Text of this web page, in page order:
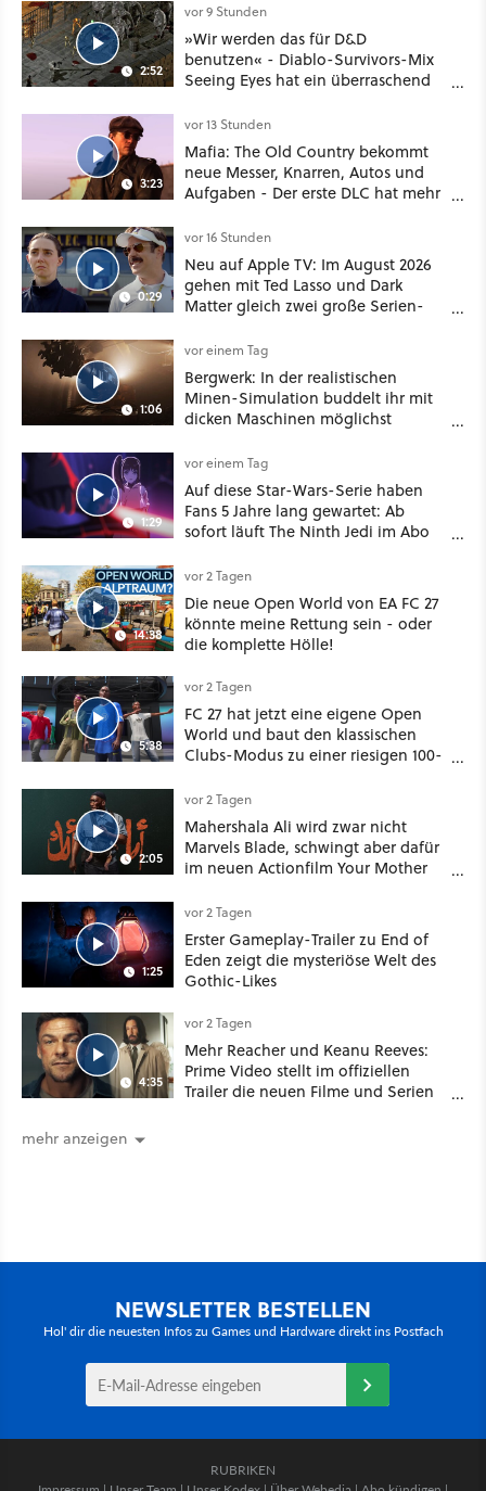
2:52
vor 9 Stunden
»Wir werden das für D&D
benutzen« - Diablo-Survivors-Mix
Seeing Eyes hat ein überraschend
3:23
vor 13 Stunden
Mafia: The Old Country bekommt
neue Messer, Knarren, Autos und
Aufgaben - Der erste DLC hat mehr
0:29
vor 16 Stunden
Neu auf Apple TV: Im August 2026
gehen mit Ted Lasso und Dark
Matter gleich zwei große Serien-
1:06
vor einem Tag
Bergwerk: In der realistischen
Minen-Simulation buddelt ihr mit
dicken Maschinen möglichst
1:29
vor einem Tag
Auf diese Star-Wars-Serie haben
Fans 5 Jahre lang gewartet: Ab
sofort läuft The Ninth Jedi im Abo
14:38
vor 2 Tagen
Die neue Open World von EA FC 27
könnte meine Rettung sein - oder
die komplette Hölle!
5:38
vor 2 Tagen
FC 27 hat jetzt eine eigene Open
World und baut den klassischen
Clubs-Modus zu einer riesigen 100-
2:05
vor 2 Tagen
Mahershala Ali wird zwar nicht
Marvels Blade, schwingt aber dafür
im neuen Actionfilm Your Mother
Schwert
1:25
vor 2 Tagen
Erster Gameplay-Trailer zu End of
Eden zeigt die mysteriöse Welt des
Gothic-Likes
4:35
vor 2 Tagen
Mehr Reacher und Keanu Reeves:
Prime Video stellt im offiziellen
Trailer die neuen Filme und Serien
mehr anzeigen
NEWSLETTER BESTELLEN
Hol' dir die neuesten Infos zu Games und Hardware direkt ins Postfach
RUBRIKEN